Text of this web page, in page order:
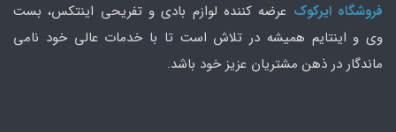
فروشگاه ایرکوک عرضه کننده لوازم بادی و تفریحی اینتکس، بست
وی و اینتایم همیشه در تلاش است تا با خدمات عالی خود نامی
ماندگار در ذهن مشتریان عزیز خود باشد.